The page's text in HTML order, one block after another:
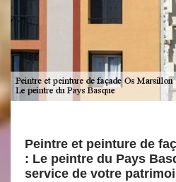
Peintre et peinture de
: Le peintre du Pays
service de votre